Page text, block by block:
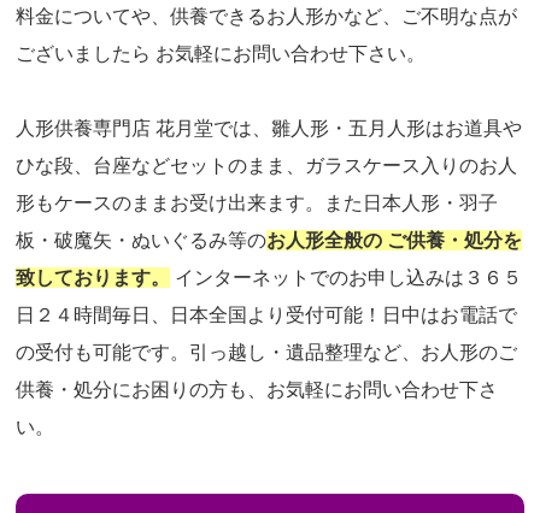
料金についてや、供養できるお人形かなど、ご不明な点が
ございましたら お気軽にお問い合わせ下さい。
人形供養専門店 花月堂では、雛人形・五月人形はお道具や
ひな段、台座などセットのまま、ガラスケース入りのお人
形もケースのままお受け出来ます。また日本人形・羽子
板・破魔矢・ぬいぐるみ等のお人形全般の ご供養・処分を
致しております。
インターネットでのお申し込みは３６５
日２４時間毎日、日本全国より受付可能！日中はお電話で
の受付も可能です。引っ越し・遺品整理など、お人形のご
供養・処分にお困りの方も、お気軽にお問い合わせ下さ
い。